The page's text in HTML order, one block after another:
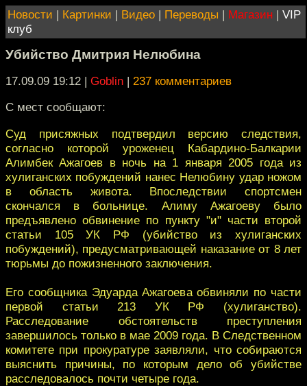
Новости | Картинки | Видео | Переводы | Магазин | VIP
клуб
Убийство Дмитрия Нелюбина
17.09.09 19:12 | Goblin | 237 комментариев
С мест сообщают:
Суд присяжных подтвердил версию следствия,
согласно которой уроженец Кабардино-Балкарии
Алимбек Ажагоев в ночь на 1 января 2005 года из
хулиганских побуждений нанес Нелюбину удар ножом
в область живота. Впоследствии спортсмен
скончался в больнице. Алиму Ажагоеву было
предъявлено обвинение по пункту "и" части второй
статьи 105 УК РФ (убийство из хулиганских
побуждений), предусматривающей наказание от 8 лет
тюрьмы до пожизненного заключения.
Его сообщника Эдуарда Ажагоева обвиняли по части
первой статьи 213 УК РФ (хулиганство).
Расследование обстоятельств преступления
завершилось только в мае 2009 года. В Следственном
комитете при прокуратуре заявляли, что собираются
выяснить причины, по которым дело об убийстве
расследовалось почти четыре года.